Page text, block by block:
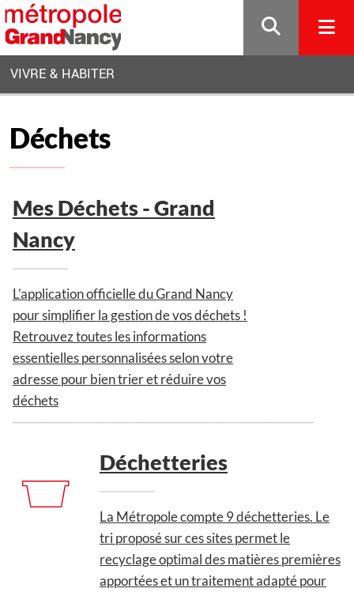
Gestion de vos préférences sur les cookies
VIVRE & HABITER
Déchets
Mes Déchets - Grand
Nancy
L’application officielle du Grand Nancy
pour simplifier la gestion de vos déchets !
Retrouvez toutes les informations
essentielles personnalisées selon votre
adresse pour bien trier et réduire vos
déchets
Déchetteries
La Métropole compte 9 déchetteries. Le
tri proposé sur ces sites permet le
recyclage optimal des matières premières
apportées et un traitement adapté pour